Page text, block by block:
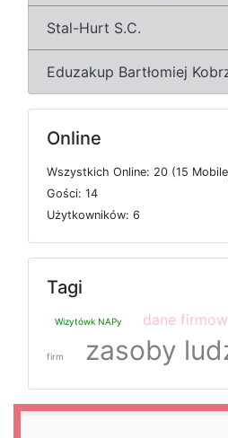
Stal-Hurt S.C.
Eduzakup Bartłomiej
Online
Wszystkich Online: 20 (15 Mobil
Gości: 14
Użytkowników: 6
Tagi
Wizytówk NAPy dane
firm zasoby